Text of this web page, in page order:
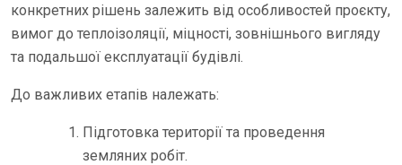
конкретних рішень залежить від особливостей проєкту,
вимог до теплоізоляції, міцності, зовнішнього вигляду
та подальшої експлуатації будівлі.
До важливих етапів належать:
Підготовка території та проведення
земляних робіт.